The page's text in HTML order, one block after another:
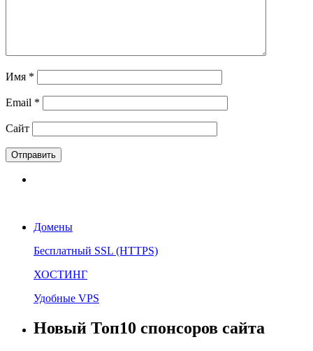
Имя *
Email *
Сайт
Домены
Бесплатный SSL (HTTPS)
ХОСТИНГ
Удобные VPS
Новый Топ10 спонсоров сайта